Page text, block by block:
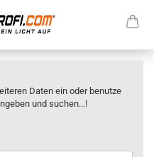
Daten ein oder benutze
und suchen...!